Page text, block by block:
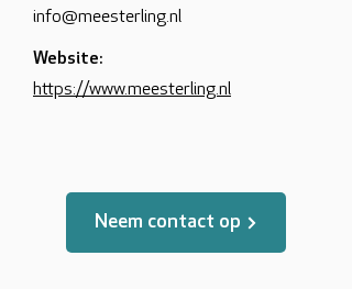
info@meesterling.nl
Website:
https://www.meesterling.nl
Neem contact op